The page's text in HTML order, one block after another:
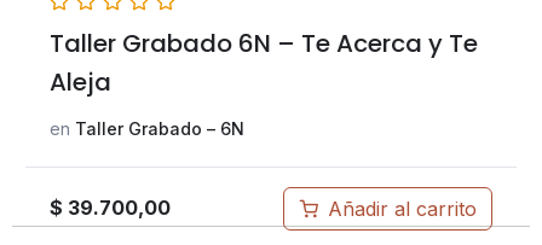
Taller Grabado 6N – Te Acerca y Te
Aleja
en Taller Grabado – 6N
$ 39.700,00 Añadir al carrito